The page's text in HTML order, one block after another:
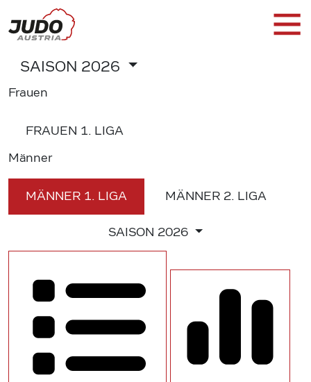
SAISON 2026
Frauen
FRAUEN 1. LIGA
Männer
MÄNNER 1. LIGA MÄNNER 2. LIGA
SAISON 2026